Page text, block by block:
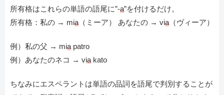
所有格はこれらの単語の語尾に”-a”を付けるだけ。
所有格：私の → mia （ミーア） あなたの → via （ヴィーア）
例）私の父 → mia patro
例）あなたのネコ → via kato
ちなみにエスペラントは単語の品詞を語尾で判別することが